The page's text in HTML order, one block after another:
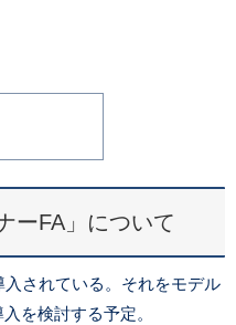
ーFA」について
されている。それをモデル
を検討する予定。